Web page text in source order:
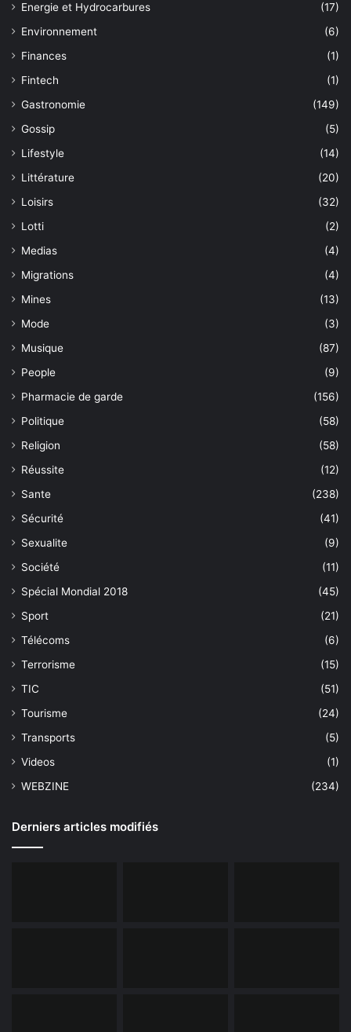
Energie et Hydrocarbures
(17)
Environnement
(6)
Finances
(1)
Fintech
(1)
Gastronomie
(149)
Gossip
(5)
Lifestyle
(14)
Littérature
(20)
Loisirs
(32)
Lotti
(2)
Medias
(4)
Migrations
(4)
Mines
(13)
Mode
(3)
Musique
(87)
People
(9)
Pharmacie de garde
(156)
Politique
(58)
Religion
(58)
Réussite
(12)
Sante
(238)
Sécurité
(41)
Sexualite
(9)
Société
(11)
Spécial Mondial 2018
(45)
Sport
(21)
Télécoms
(6)
Terrorisme
(15)
TIC
(51)
Tourisme
(24)
Transports
(5)
Videos
(1)
WEBZINE
(234)
Derniers articles modifiés